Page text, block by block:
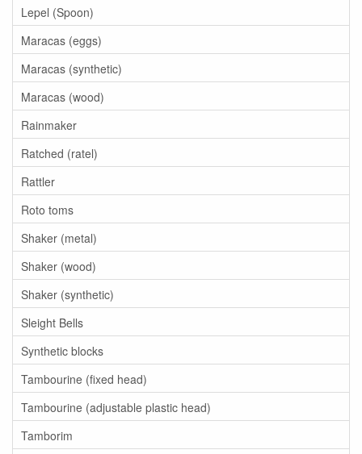
Lepel (Spoon)
Maracas (eggs)
Maracas (synthetic)
Maracas (wood)
Rainmaker
Ratched (ratel)
Rattler
Roto toms
Shaker (metal)
Shaker (wood)
Shaker (synthetic)
Sleight Bells
Synthetic blocks
Tambourine (fixed head)
Tambourine (adjustable plastic head)
Tamborim